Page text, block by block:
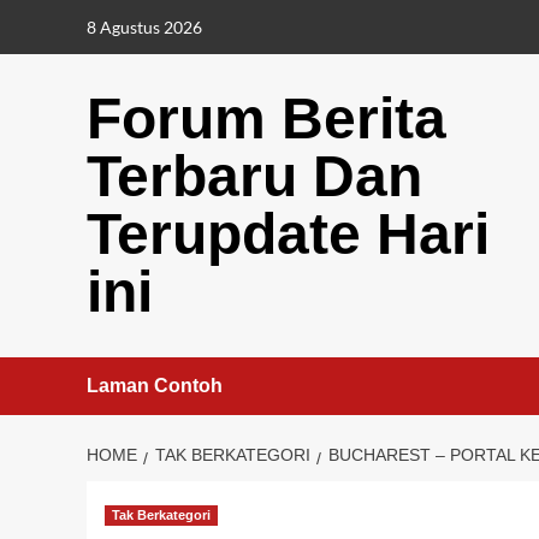
8 Agustus 2026
Forum Berita
Terbaru Dan
Terupdate Hari
ini
Laman Contoh
HOME TAK BERKATEGORI BUCHAREST – PORTAL
Tak Berkategori